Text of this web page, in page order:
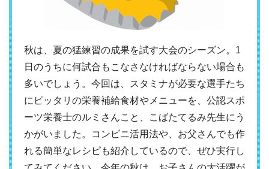
秋は、夏の猛練習の成果を試す大会のシーズン。1
日のうちに何試合もこなさなければならない場合も
多いでしょう。今回は、スタミナが必要な選手たち
にピッタリの栄養補給食材やメニューを、公認スポ
ーツ栄養士のルミさんこと、こばたてるみ先生にう
かがいました。コンビニ活用法や、お父さんでも作
れる簡単なレシピも紹介しているので、ぜひ実行し